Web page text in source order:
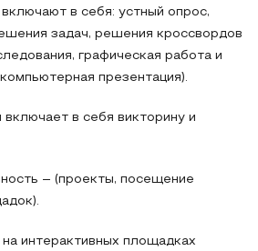
в себя: устный опрос,
задач, решения кроссвордов
графическая работа и
презентация).
включает в себя викторину и
– (проекты, посещение
интерактивных площадках